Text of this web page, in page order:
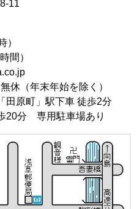
11
）
間）
休（年末年始を除く）
田原町」駅下車 徒歩2分
20分 専用駐車場あり